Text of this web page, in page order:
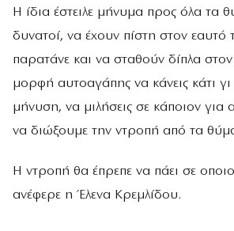
Η ίδια έστειλε μήνυμα προς όλα τα
δυνατοί, να έχουν πίστη στον εαυτό
παρατάνε και να σταθούν δίπλα στον
μορφή αυτοαγάπης να κάνεις κάτι
μήνυση, να μιλήσεις σε κάποιον για
να διώξουμε την ντροπή από τα
Η ντροπή θα έπρεπε να πάει σε
ανέφερε η Έλενα Κρεμλίδου.